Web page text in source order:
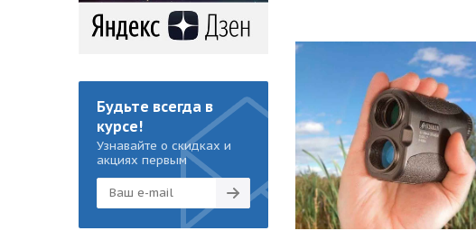
Будьте всегда в
курсе!
Узнавайте о скидках и
акциях первым